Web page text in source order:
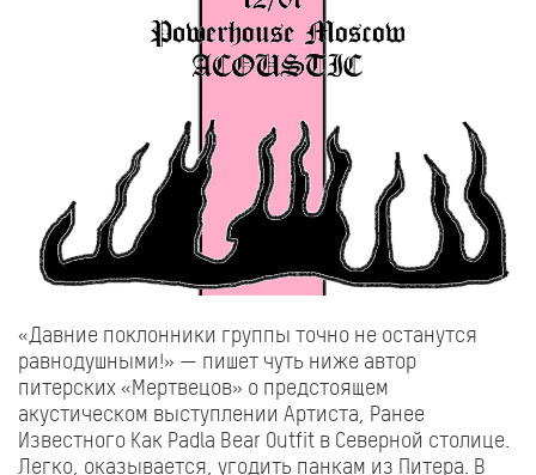
«Давние поклонники группы точно не останутся
равнодушными!» — пишет чуть ниже автор
питерских «Мертвецов» о предстоящем
акустическом выступлении Артиста, Ранее
Известного Как Padla Bear Outfit в Северной столице.
Легко, оказывается, угодить панкам из Питера. В